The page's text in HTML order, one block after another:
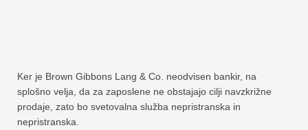
Ker je Brown Gibbons Lang & Co. neodvisen bankir, na
splošno velja, da za zaposlene ne obstajajo cilji navzkrižne
prodaje, zato bo svetovalna služba nepristranska in
nepristranska.